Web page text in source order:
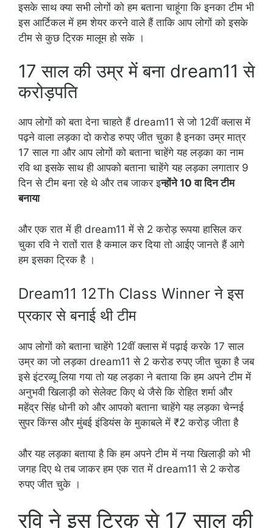
इसके साथ क्या सभी लोगों को हम बताना चाहूंगा कि इनका टीम भी
इस आर्टिकल में हम शेयर करने वाले हैं ताकि आप लोगों को इसके
टीम से कुछ ट्रिक मालूम हो सके ।
17 साल की उम्र में बना dream11 से
करोड़पति
आप लोगों को बता देना चाहते हैं dream11 से जो 12वीं क्लास में
पढ़ने वाला लड़का दो करोड रुपए जीत चुका है इनका उम्र मात्र
17 साल गा और आप लोगों को बताना चाहेंगे यह लड़का का नाम
रवि था इसके साथ ही आपको बताना चाहेंगे यह लड़का लगातार 9
दिन से टीम बना रहे थे और तब जाकर इन्होंने 10 वा दिन टीम
बनाया
और एक रात में ही dream11 में से 2 करोड़ रूपया हासिल कर
चुका रवि ने रातों रात है कमाल कर दिया तो आईए जानते हैं आगे
हम इसका ट्रिक है ।
Dream11 12Th Class Winner ने इस
प्रकार से बनाई थी टीम
आप लोगों को बताना चाहेंगे 12वीं क्लास में पढ़ाई करके 17 साल
उम्र का जो लड़का dream11 से 2 करोड रुपए जीत चुका है जब
इसे इंटरव्यू लिया गया तो यह लड़का ने बताया कि हम अपने टीम में
अनुभवी खिलाड़ी को सेलेक्ट किए थे जैसे कि रोहित शर्मा और
महेंद्र सिंह धोनी को और आपको बताना चाहेंगे यह लड़का चेन्नई
सुपर किंग्स और मुंबई इंडियंस के मुकाबले में ₹2 करोड़ जीता है
और यह लड़का बताया है कि हम अपने टीम में नया खिलाड़ी को भी
जगह दिए थे तब जाकर हम एक रात में dream11 से 2 करोड
रुपए जीत चुके ।
रवि ने इस ट्रिक से 17 साल की